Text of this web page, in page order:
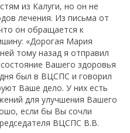
из Калуги, но он не
лечения. Из письма от
он обращается к
«Дорогая Мария
тому назад я отправил
Вашего здоровья
был в ВЦСПС и говорил
Ваше дело. У них есть
для улучшения Вашего
если бы Вы сочли
ВЦСПС В.В.